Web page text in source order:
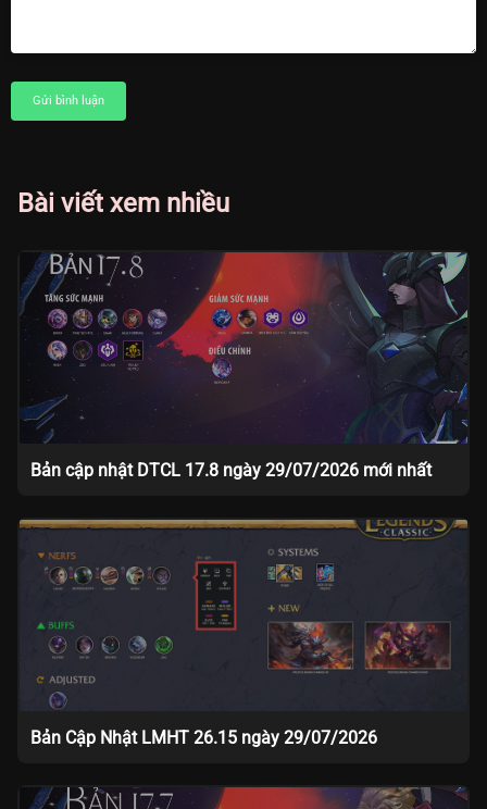
Gửi bình luận
Bài viết xem nhiều
Bản cập nhật DTCL 17.8 ngày 29/07/2026 mới nhất
Bản Cập Nhật LMHT 26.15 ngày 29/07/2026